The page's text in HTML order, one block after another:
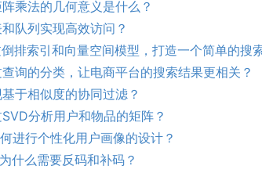
乘法的几何意义是什么？
队列实现高效访问？
排索引和向量空间模型，打造一个简单的搜
询的分类，让电商平台的搜索结果更相关？
于相似度的协同过滤？
分析用户和物品的矩阵 ？
进行个性化用户画像的设计？
什么需要反码和补码？